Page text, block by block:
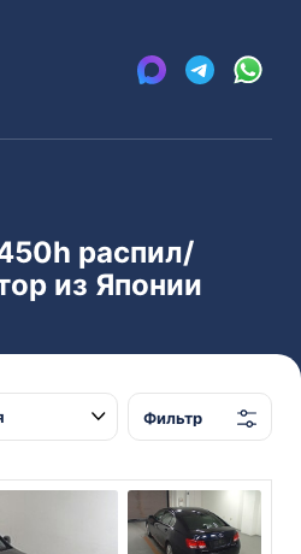
распил/
из Японии
Фильтр